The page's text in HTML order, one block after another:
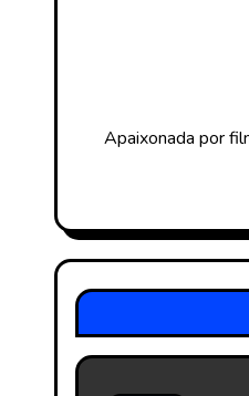
e
P
o
s
Apaixonada por